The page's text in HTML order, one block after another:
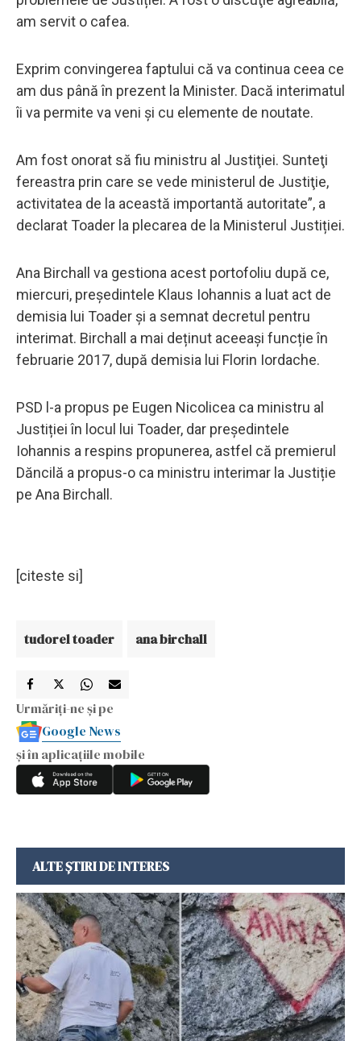
am servit o cafea.
Exprim convingerea faptului că va continua ceea ce
am dus până în prezent la Minister. Dacă interimatul
îi va permite va veni şi cu elemente de noutate.
Am fost onorat să fiu ministru al Justiţiei. Sunteţi
fereastra prin care se vede ministerul de Justiţie,
activitatea de la această importantă autoritate”, a
declarat Toader la plecarea de la Ministerul Justiției.
Ana Birchall va gestiona acest portofoliu după ce,
miercuri, preşedintele Klaus Iohannis a luat act de
demisia lui Toader şi a semnat decretul pentru
interimat. Birchall a mai deținut aceeași funcție în
februarie 2017, după demisia lui Florin Iordache.
PSD l-a propus pe Eugen Nicolicea ca ministru al
Justiției în locul lui Toader, dar președintele
Iohannis a respins propunerea, astfel că premierul
Dăncilă a propus-o ca ministru interimar la Justiție
pe Ana Birchall.
[citeste si]
tudorel toader ana birchall
Urmăriți-ne și pe
Google News
și în aplicațiile mobile
ALTE ȘTIRI DE INTERES